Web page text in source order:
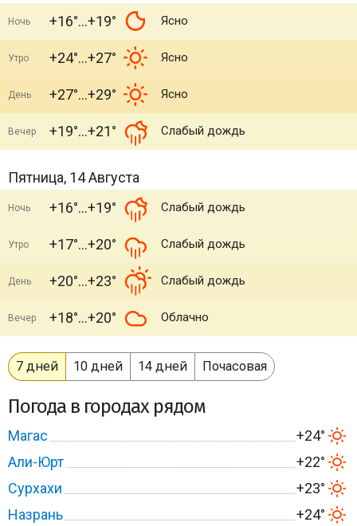
Ночь +16° +19° Ясно
Утро +24° +27° Ясно
День +27° +29° Ясно
Вечер +19° +21° Слабый дождь
Пятница, 14 Августа
Ночь +16° +19° Слабый дождь
Утро +17° +20° Слабый дождь
День +20° +23° Слабый дождь
Вечер +18° +20° Облачно
7 дней 10 дней 14 дней Почасовая
Погода в городах рядом
Магас
+24°
Али-Юрт
+22°
Сурхахи
+23°
Назрань
+24°